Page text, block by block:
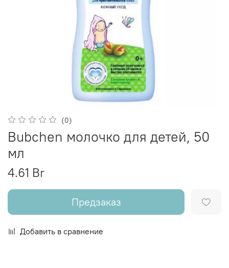
(0)
Bubchen молочко для детей, 50
мл
4.61 Br
Предзаказ
Добавить в сравнение